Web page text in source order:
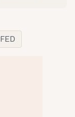
FED